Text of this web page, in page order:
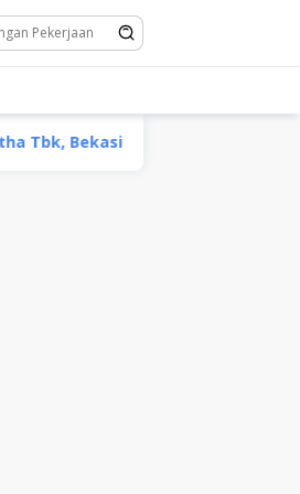
Operator Alat Berat PT